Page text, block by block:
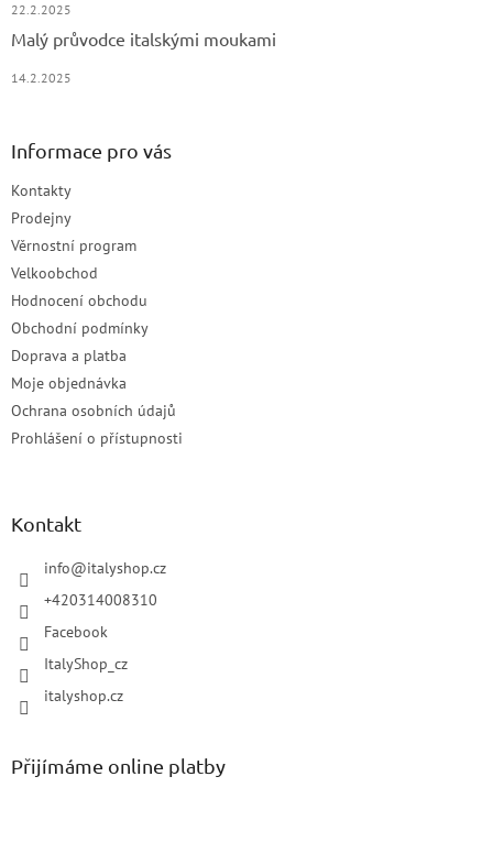
22.2.2025
Malý průvodce italskými moukami
14.2.2025
Informace pro vás
Kontakty
Prodejny
Věrnostní program
Velkoobchod
Hodnocení obchodu
Obchodní podmínky
Doprava a platba
Moje objednávka
Ochrana osobních údajů
Prohlášení o přístupnosti
Kontakt
info@italyshop.cz
+420314008310
Facebook
ItalyShop_cz
italyshop.cz
Přijímáme online platby